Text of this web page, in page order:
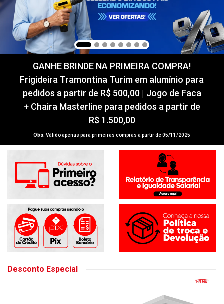
GANHE BRINDE NA PRIMEIRA COMPRA!
Frigideira Tramontina Turim em alumínio para
pedidos a partir de R$ 500,00 | Jogo de Faca
+ Chaira Masterline para pedidos a partir de
R$ 1.500,00
Obs: Válido apenas para primeiras compras a partir de 05/11/2025